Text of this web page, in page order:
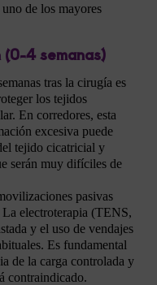
de los mayores
4 semanas)
tras la cirugía es
los tejidos
En corredores, esta
excesiva puede
tejido cicatricial y
serán muy difíciles de
pasivas
electroterapia (TENS,
y el uso de vendajes
Es fundamental
de la carga controlada y
contraindicado.